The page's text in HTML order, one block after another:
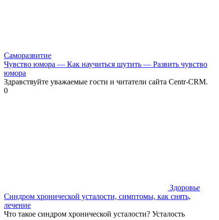
Саморазвитие
Чувство юмора — Как научиться шутить — Развить чувство
юмора
Здравствуйте уважаемые гости и читатели сайта Centr-CRM.
0
Здоровье
Синдром хронической усталости, симптомы, как снять,
лечение
Что такое синдром хронической усталости? Усталость